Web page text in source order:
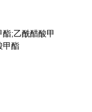
;乙酰醋酸甲
甲酯